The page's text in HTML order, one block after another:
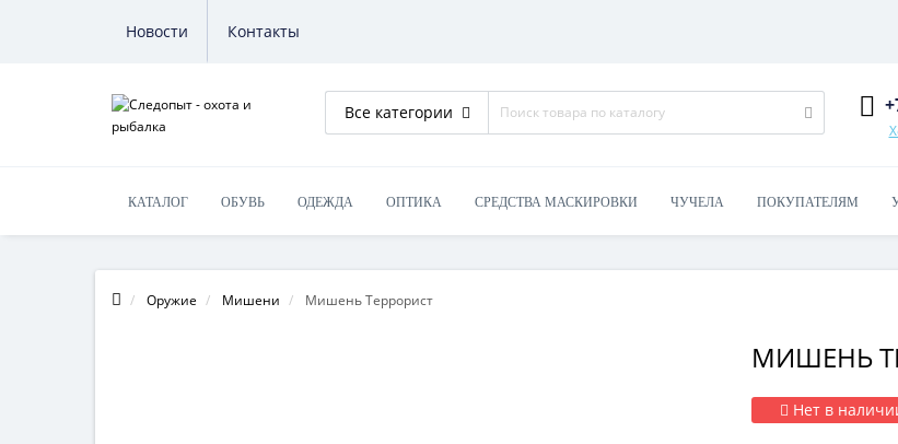
Новости Контакты
Все категории
КАТАЛОГ ОБУВЬ ОДЕЖДА ОПТИКА СРЕДСТВА МАСКИРОВКИ ЧУЧЕЛА ПОКУПАТЕЛЯМ
Оружие Мишени Мишень Террорист
МИШЕНЬ
Нет в